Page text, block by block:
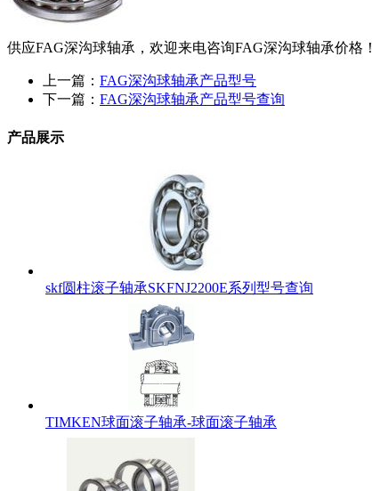
供应FAG深沟球轴承，欢迎来电咨询FAG深沟球轴承价格！
上一篇： FAG深沟球轴承产品型号
下一篇： FAG深沟球轴承产品型号查询
产品展示
skf圆柱滚子轴承SKFNJ2200E系列型号查询
TIMKEN球面滚子轴承-球面滚子轴承